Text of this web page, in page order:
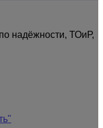
надёжности, ТОиР,